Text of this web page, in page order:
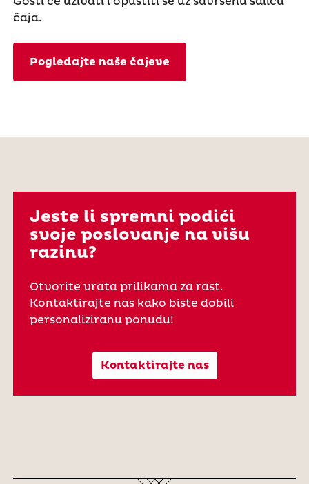
čaja.
Pogledajte naše čajeve
Jeste li spremni podići
svoje poslovanje na višu
razinu?
Otvorite vrata prilikama za rast.
Kontaktirajte nas kako biste dobili
personaliziranu ponudu!
Kontaktirajte nas